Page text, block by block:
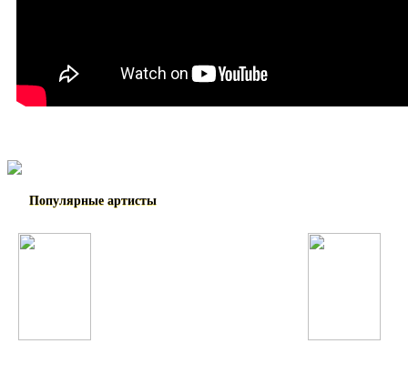
Популярные артисты